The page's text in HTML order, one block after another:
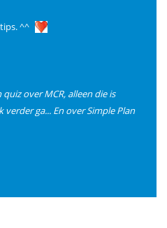
^^
over MCR, alleen die is
ga... En over Simple Plan